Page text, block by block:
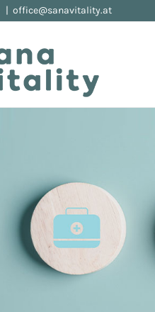
| office@sanavitality.at